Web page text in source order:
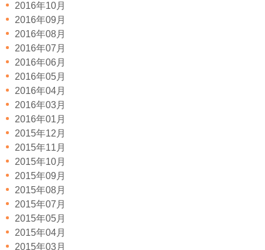
2016年10月
2016年09月
2016年08月
2016年07月
2016年06月
2016年05月
2016年04月
2016年03月
2016年01月
2015年12月
2015年11月
2015年10月
2015年09月
2015年08月
2015年07月
2015年05月
2015年04月
2015年03月